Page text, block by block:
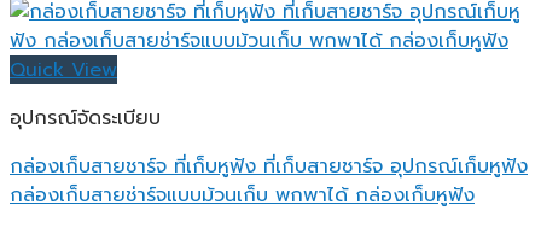
Quick View
อุปกรณ์จัดระเบียบ
กล่องเก็บสายชาร์จ ที่เก็บหูฟัง ที่เก็บสายชาร์จ อุปกรณ์เก็บหูฟัง
กล่องเก็บสายช่าร์จแบบม้วนเก็บ พกพาได้ กล่องเก็บหูฟัง